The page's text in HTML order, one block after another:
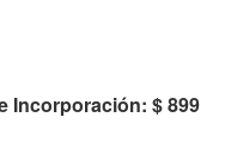
Incorporación: $ 899